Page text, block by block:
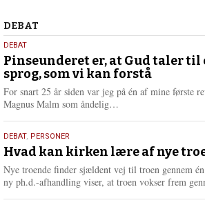
Debat
DEBAT
5.
august
2026
DEBAT
Pinseunderet er, at Gud taler
sprog, som vi kan forstå
For snart 25 år siden var jeg på én af mine første
Magnus Malm som åndelig…
e
r
e
25.
juli
2026
DEBAT, PERSONER
Hvad kan kirken lære af nye
Nye troende finder sjældent vej til troen gennem
ny ph.d.-afhandling viser, at troen vokser frem